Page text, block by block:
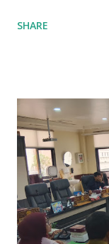
dapat
program telah
mencapai 14,51
Kota Surabaya.
tersebut, pada 27
Surya Sembada
Pelayanan Teknis
langsung ke lokasi
SHARE